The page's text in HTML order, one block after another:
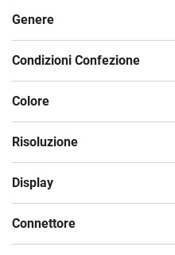
Genere
Condizioni Confezione
Colore
Risoluzione
Display
Connettore